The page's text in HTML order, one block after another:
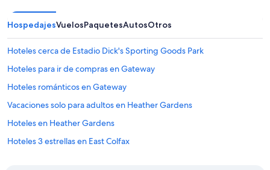
HospedajesVuelosPaquetesAutosOtros
Hoteles cerca de Estadio Dick's Sporting Goods Park
Hoteles para ir de compras en Gateway
Hoteles románticos en Gateway
Vacaciones solo para adultos en Heather Gardens
Hoteles en Heather Gardens
Hoteles 3 estrellas en East Colfax